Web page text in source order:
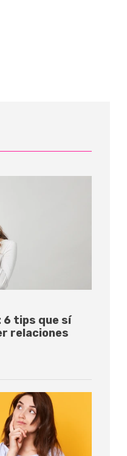
6 tips que sí
relaciones